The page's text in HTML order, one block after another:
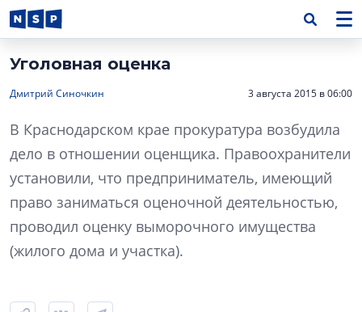
Уголовная оценка
Дмитрий Синочкин 3 августа 2015 в 06:00
В Краснодарском крае прокуратура возбудила
дело в отношении оценщика. Правоохранители
установили, что предприниматель, имеющий
право заниматься оценочной деятельностью,
проводил оценку выморочного имущества
(жилого дома и участка).